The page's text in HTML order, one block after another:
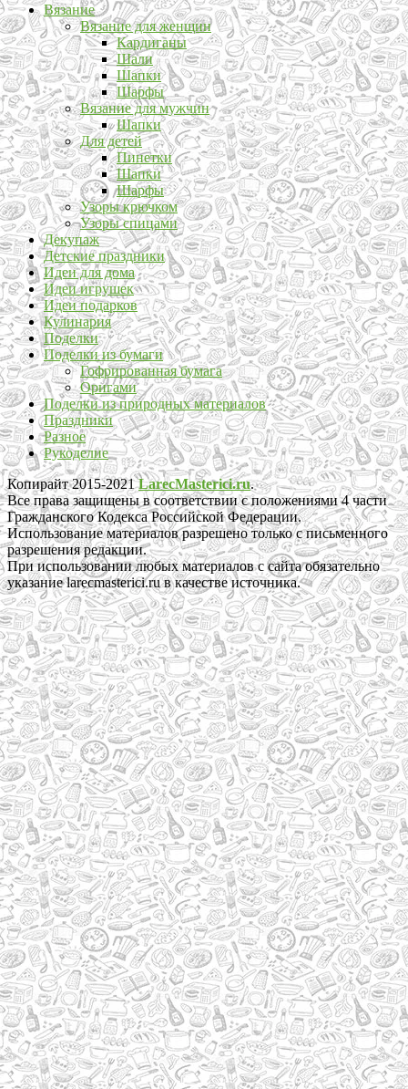
Вязание
Вязание для женщин
Кардиганы
Шали
Шапки
Шарфы
Вязание для мужчин
Шапки
Для детей
Пинетки
Шапки
Шарфы
Узоры крючком
Узоры спицами
Декупаж
Детские праздники
Идеи для дома
Идеи игрушек
Идеи подарков
Кулинария
Поделки
Поделки из бумаги
Гофрированная бумага
Оригами
Поделки из природных материалов
Праздники
Разное
Рукоделие
Копирайт 2015-2021LarecMasterici.ru.
Все права защищены в соответствии с положениями 4 части
Гражданского Кодекса Российской Федерации.
Использование материалов разрешено только с письменного
разрешения редакции.
При использовании любых материалов с сайта обязательно
указание larecmasterici.ru в качестве источника.